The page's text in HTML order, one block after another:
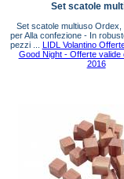
Set scatole
Set scatole multiuso
per Alla confezione - In
pezzi ... LIDL Volantino
Good Night - Offerte valide
2016